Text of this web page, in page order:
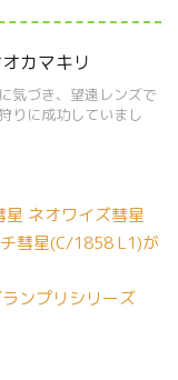
カマキリ
気づき、望遠レンズで
りに成功していまし
ネオワイズ彗星
彗星(C/1858 L1)が
ンプリシリーズ